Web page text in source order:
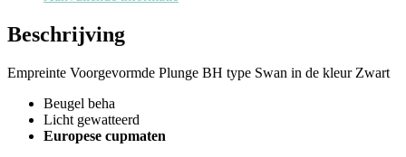
Beschrijving
Empreinte Voorgevormde Plunge BH type Swan in de kleur Zwart
Beugel beha
Licht gewatteerd
Europese cupmaten